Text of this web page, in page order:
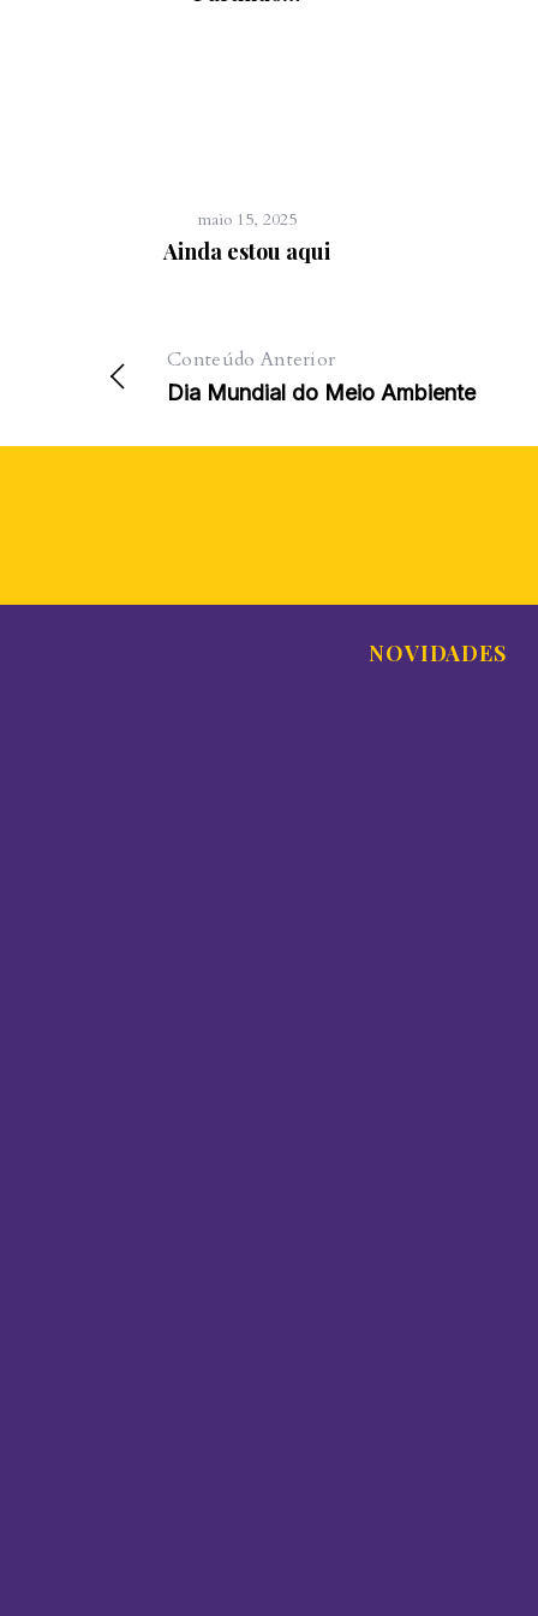
maio 15, 2025
Ainda estou aqui
Conteúdo Anterior
Dia Mundial do Meio Ambiente
NOVIDADES